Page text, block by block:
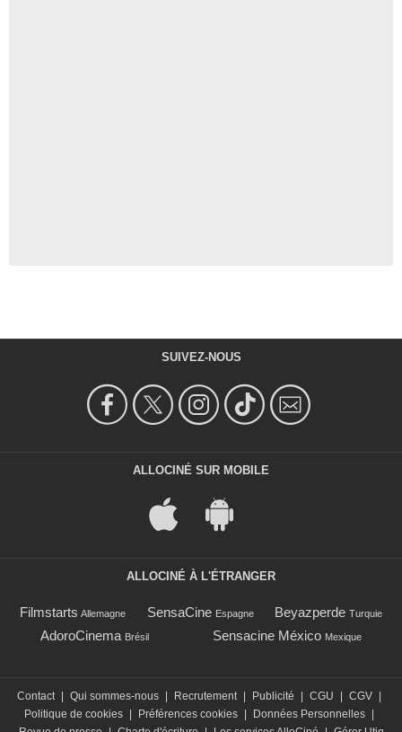
SUIVEZ-NOUS
ALLOCINÉ SUR MOBILE
ALLOCINÉ À L'ÉTRANGER
Filmstarts Allemagne SensaCine Espagne Beyazperde Turquie
AdoroCinema Brésil Sensacine México Mexique
Contact Qui sommes-nous Recrutement Publicité CGU CGV
Politique de cookies
Préférences cookies Données Personnelles